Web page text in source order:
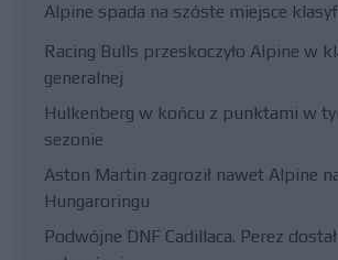
Alpine spada na szóste miejsce
Racing Bulls przeskoczyło Alpine w
generalnej
Hulkenberg w końcu z punktami w
sezonie
Aston Martin zagroził nawet Alpine
Hungaroringu
Podwójne DNF Cadillaca. Perez